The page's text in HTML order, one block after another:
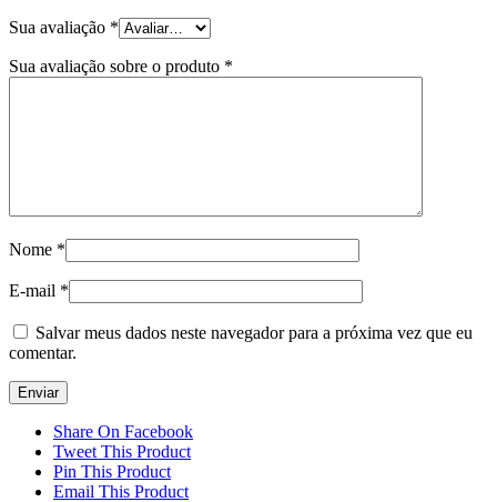
Sua avaliação *
Sua avaliação sobre o produto *
Nome *
E-mail *
Salvar meus dados neste navegador para a próxima vez que eu
comentar.
Share On Facebook
Tweet This Product
Pin This Product
Email This Product